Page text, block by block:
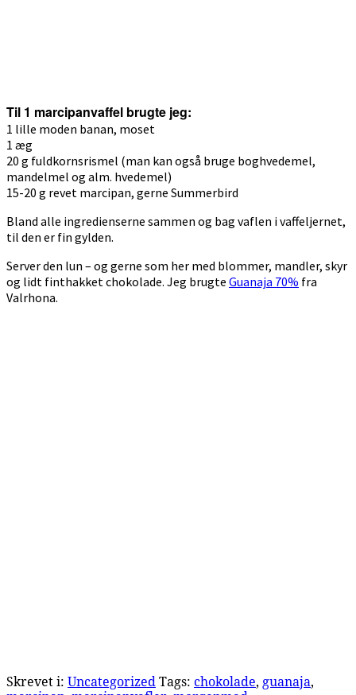
Til 1 marcipanvaffel brugte jeg:
1 lille moden banan, moset
1 æg
20 g fuldkornsrismel (man kan også bruge boghvedemel,
mandelmel og alm. hvedemel)
15-20 g revet marcipan, gerne Summerbird
Bland alle ingredienserne sammen og bag vaflen i vaffeljernet,
til den er fin gylden.
Server den lun – og gerne som her med blommer, mandler, skyr
og lidt finthakket chokolade. Jeg brugte Guanaja 70% fra
Valrhona.
Skrevet i: Uncategorized Tags: chokolade, guanaja,